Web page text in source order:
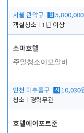
서울 관악구 월 5,800,000
객실청소
1년 이상
소마호텔
주말청소이모알바
인천 미추홀구 시 10,030
청소
경력무관
호텔에어포트준